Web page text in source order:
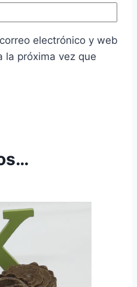
electrónico y web
la próxima vez que